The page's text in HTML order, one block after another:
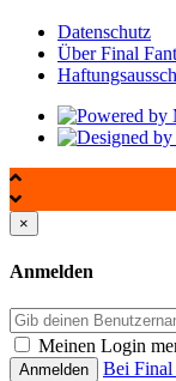
Datenschutz
Über Final
×
Anmelden
Meinen Login
Bei Final